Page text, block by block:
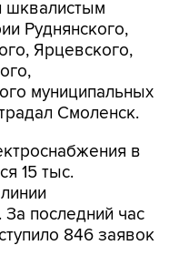
Ярцевского,
муниципальных
Смоленск.
в
последний час
846 заявок
в Смоленске не